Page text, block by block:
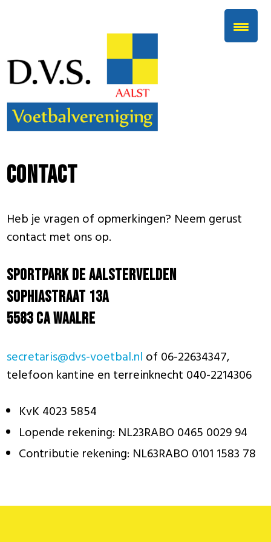
Contact
Heb je vragen of opmerkingen? Neem gerust
contact met ons op.
Sportpark De Aalstervelden
Sophiastraat 13A
5583 CA WAALRE
secretaris@dvs-voetbal.nl of 06-22634347,
telefoon kantine en terreinknecht 040-2214306
KvK 4023 5854
Lopende rekening: NL23RABO 0465 0029 94
Contributie rekening: NL63RABO 0101 1583 78